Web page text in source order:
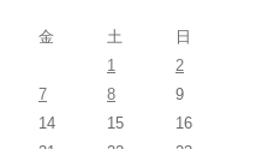
金 土
日
1
2
7 8
9
14 15
16